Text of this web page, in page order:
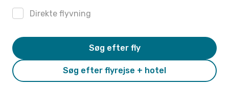
Direkte flyvning
Søg efter flyrejse + hotel
Søg efter fly